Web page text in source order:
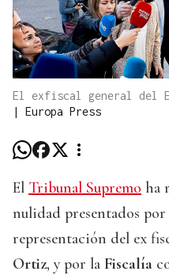
El exfiscal general del
| Europa Press
El Tribunal Supremo ha
nulidad presentados por
representación del ex
Ortiz, y por la Fiscalía